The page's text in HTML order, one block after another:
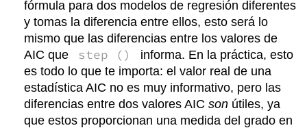
fórmula para dos modelos de regresión diferentes
y tomas la diferencia entre ellos, esto será lo
mismo que las diferencias entre los valores de
AIC que
step ()
informa. En la práctica, esto
es todo lo que te importa: el valor real de una
estadística AIC no es muy informativo, pero las
diferencias entre dos valores AICson útiles, ya
que estos proporcionan una medida del grado en